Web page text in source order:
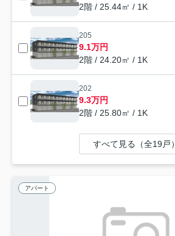
2階 / 25.44㎡ / 1K
205
9.1万円
2階 / 24.20㎡ / 1K
202
9.3万円
2階 / 25.80㎡ / 1K
すべて見る（全19戸）
アパート